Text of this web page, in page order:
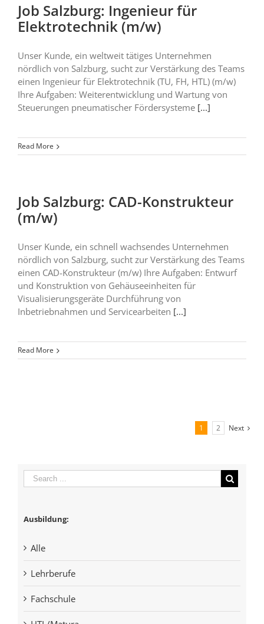
Job Salzburg: Ingenieur für
Elektrotechnik (m/w)
Unser Kunde, ein weltweit tätiges Unternehmen
nördlich von Salzburg, sucht zur Verstärkung des Teams
einen Ingenieur für Elektrotechnik (TU, FH, HTL) (m/w)
Ihre Aufgaben: Weiterentwicklung und Wartung von
Steuerungen pneumatischer Fördersysteme [...]
Read More
Job Salzburg: CAD-Konstrukteur
(m/w)
Unser Kunde, ein schnell wachsendes Unternehmen
nördlich von Salzburg, sucht zur Verstärkung des Teams
einen CAD-Konstrukteur (m/w) Ihre Aufgaben: Entwurf
und Konstruktion von Gehäuseeinheiten für
Visualisierungsgeräte Durchführung von
Inbetriebnahmen und Servicearbeiten [...]
Read More
1 2 Next
Ausbildung:
Alle
Lehrberufe
Fachschule
KONTAKT:
Franz-Josef-Kai 1
5020 Salzburg
+43 (0)662/840449-0
Job Salzburg: KFZ-Spengler oder
Karosseriebautechniker (m/w)
MENÜ:
Impressum
AGB